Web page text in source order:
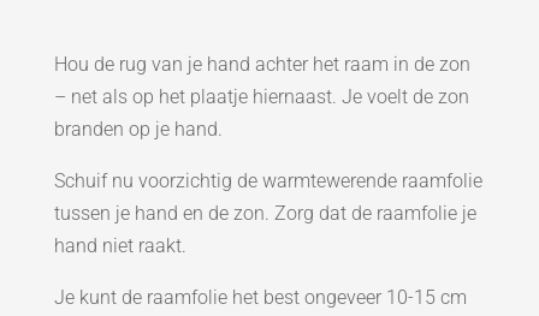
Hou de rug van je hand achter het raam in de zon
– net als op het plaatje hiernaast. Je voelt de zon
branden op je hand.
Schuif nu voorzichtig de warmtewerende raamfolie
tussen je hand en de zon. Zorg dat de raamfolie je
hand niet raakt.
Je kunt de raamfolie het best ongeveer 10-15 cm